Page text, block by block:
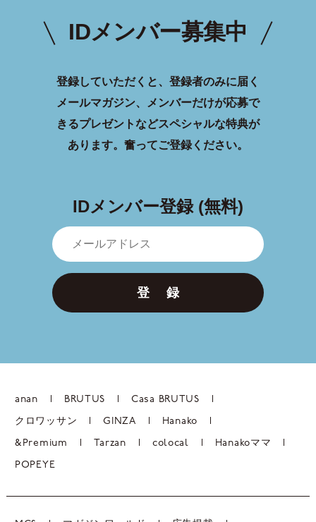
IDメンバー募集中
登録していただくと、登録者のみに届く
メールマガジン、メンバーだけが応募で
きるプレゼントなどスペシャルな特典が
あります。 奮ってご登録ください。
IDメンバー登録 (無料)
登 録
anan BRUTUS Casa BRUTUS
クロワッサン GINZA Hanako
&Premium Tarzan colocal Hanakoママ
POPEYE